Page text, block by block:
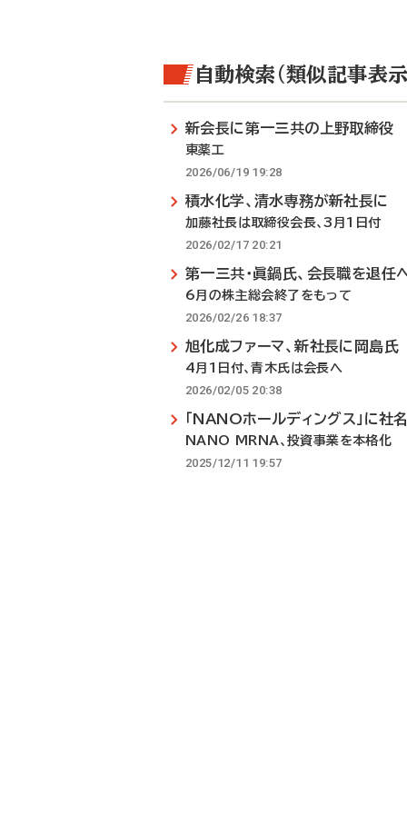
自動検索（類似記事表示
新会長に第一三共の上野取締役
東薬工
2026/06/19 19:28
積水化学、清水専務が新社長に
加藤社長は取締役会長、3月1日付
2026/02/17 20:21
第一三共・眞鍋氏、会長職を退任
6月の株主総会終了をもって
2026/02/26 18:37
旭化成ファーマ、新社長に岡島氏
4月1日付、青木氏は会長へ
2026/02/05 20:38
「NANOホールディングス」に社
NANO MRNA、投資事業を本格化
2025/12/11 19:57